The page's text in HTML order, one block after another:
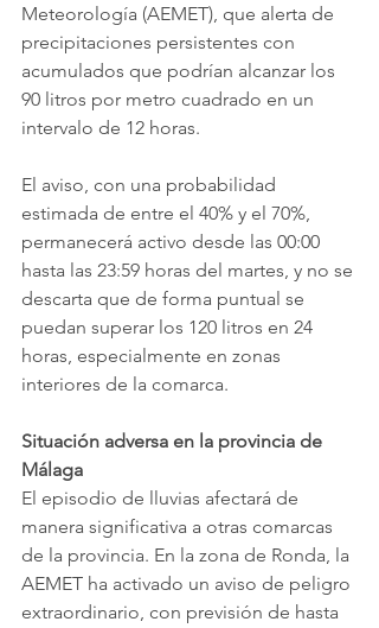
Meteorología (AEMET), que alerta de
precipitaciones persistentes con
acumulados que podrían alcanzar los
90 litros por metro cuadrado en un
intervalo de 12 horas.
El aviso, con una probabilidad
estimada de entre el 40% y el 70%,
permanecerá activo desde las 00:00
hasta las 23:59 horas del martes, y no se
descarta que de forma puntual se
puedan superar los 120 litros en 24
horas, especialmente en zonas
interiores de la comarca.
Situación adversa en la provincia de
Málaga
El episodio de lluvias afectará de
manera significativa a otras comarcas
de la provincia. En la zona de Ronda, la
AEMET ha activado un aviso de peligro
extraordinario, con previsión de hasta